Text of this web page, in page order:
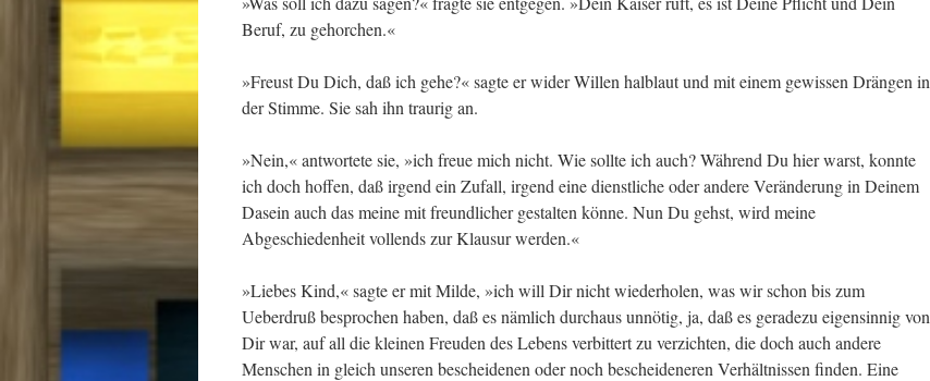
Beruf, zu gehorchen.«
»Freust Du Dich, daß ich gehe?« sagte er wider Willen halblaut und mit einem gewissen Drängen in
der Stimme. Sie sah ihn traurig an.
»Nein,« antwortete sie, »ich freue mich nicht. Wie sollte ich auch? Während Du hier warst, konnte
ich doch hoffen, daß irgend ein Zufall, irgend eine dienstliche oder andere Veränderung in Deinem
Dasein auch das meine mit freundlicher gestalten könne. Nun Du gehst, wird meine
Abgeschiedenheit vollends zur Klausur werden.«
»Liebes Kind,« sagte er mit Milde, »ich will Dir nicht wiederholen, was wir schon bis zum
Ueberdruß besprochen haben, daß es nämlich durchaus unnötig, ja, daß es geradezu eigensinnig von
Dir war, auf all die kleinen Freuden des Lebens verbittert zu verzichten, die doch auch andere
Menschen in gleich unseren bescheidenen oder noch bescheideneren Verhältnissen finden. Eine